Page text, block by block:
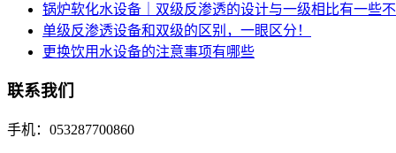
锅炉软化水设备｜双级反渗透的设计与一级相比有一些
单级反渗透设备和双级的区别，一眼区分！
更换饮用水设备的注意事项有哪些
联系我们
手机：053287700860